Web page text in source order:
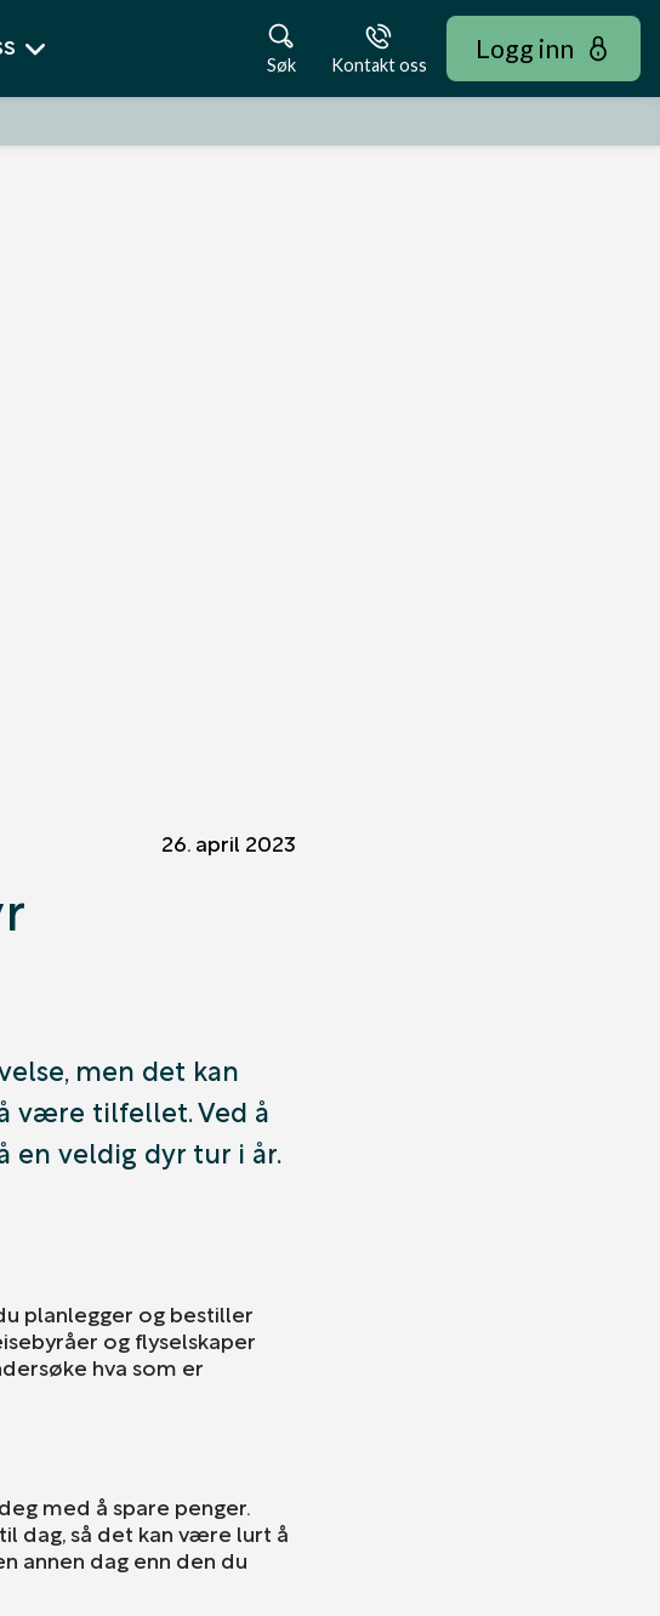
Søk Kontakt oss
Logg inn
26. april 2023
men det kan
være tilfellet. Ved å
en veldig dyr tur i år.
planlegger og bestiller
og flyselskaper
hva som er
med å spare penger.
dag, så det kan være lurt å
annen dag enn den du